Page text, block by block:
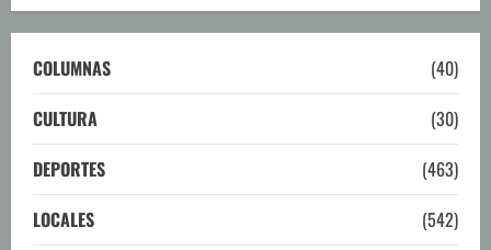
COLUMNAS
(40)
CULTURA
(30)
DEPORTES
(463)
LOCALES
(542)